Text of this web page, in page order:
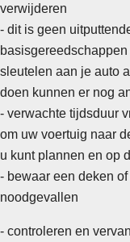
verwijderen
- dit is geen
sleutelen aan je auto
doen kunnen er nog
- verwachte tijdsduur
om uw voertuig naar
u kunt plannen en op
- bewaar een deken
noodgevallen
- controleren en